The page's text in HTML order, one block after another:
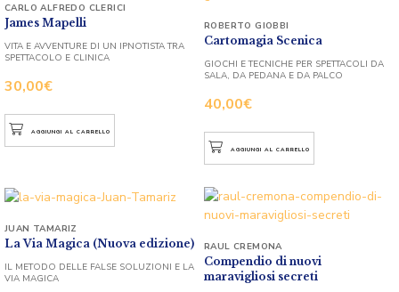
James Mapelli
30,00€
CARLO ALFREDO CLERICI
VITA E AVVENTURE DI UN IPNOTISTA TRA
SPETTACOLO E CLINICA
AGGIUNGI AL CARRELLO
Cartomagia Scenica
40,00€
ROBERTO GIOBBI
GIOCHI E TECNICHE PER SPETTACOLI DA
SALA, DA PEDANA E DA PALCO
AGGIUNGI AL CARRELLO
La Via Magica (Nuova edizione)
JUAN TAMARIZ
IL METODO DELLE FALSE SOLUZIONI E LA
VIA MAGICA
Compendio di nuovi
maravigliosi secreti
RAUL CREMONA